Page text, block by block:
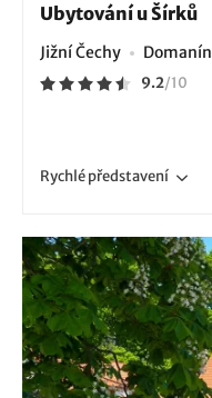
Ubytování u Šírků
Jižní Čechy Domanín
9.2/10
Rychlépředstavení